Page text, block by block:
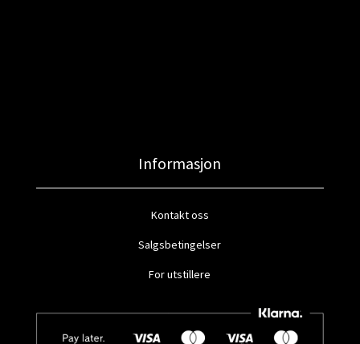
Informasjon
Kontakt oss
Salgsbetingelser
For utstillere